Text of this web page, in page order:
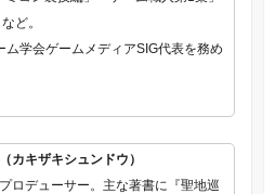
ど。
学会ゲームメディアSIG代表を務め
カキザキシュンドウ）
ロデューサー。主な著書に『聖地巡